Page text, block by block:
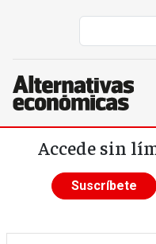
Pasar al contenido principal
Accede sin
Suscríbete